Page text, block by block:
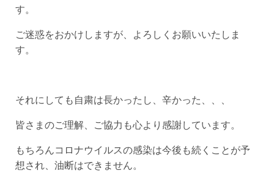
す。
ご迷惑をおかけしますが、よろしくお願いいたしま
す。
それにしても自粛は長かったし、辛かった、、、
皆さまのご理解、ご協力も心より感謝しています。
もちろんコロナウイルスの感染は今後も続くことが予
想され、油断はできません。